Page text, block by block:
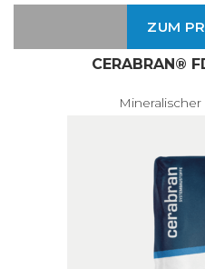
ZUM
CERABRAN®